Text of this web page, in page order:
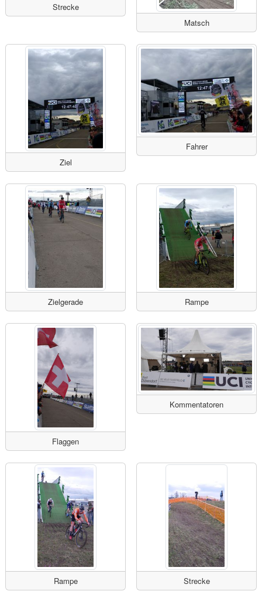
Strecke
Matsch
Ziel
Fahrer
Zielgerade Rampe
Flaggen
Kommentatoren
Rampe Strecke